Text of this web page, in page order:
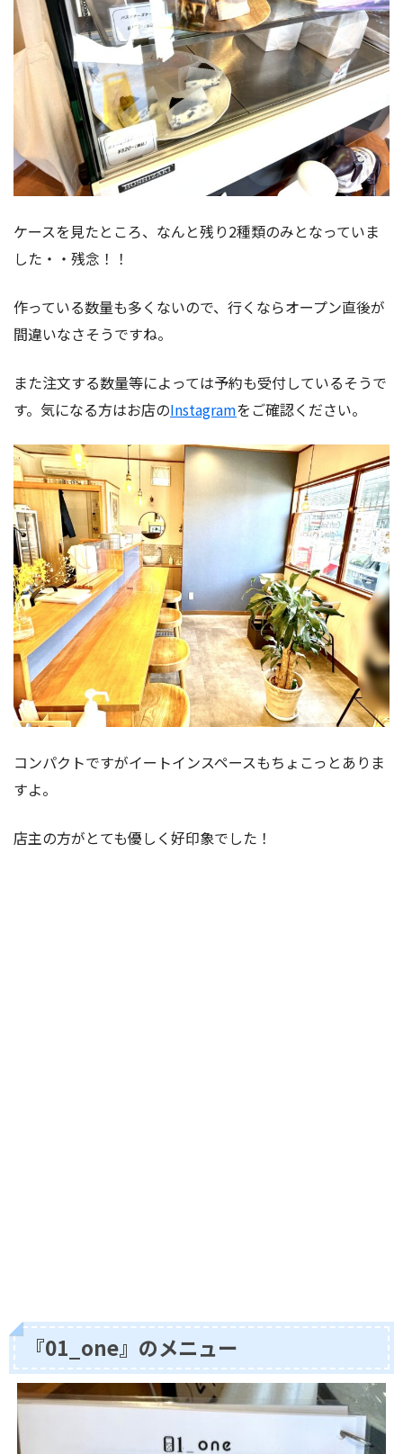
ケースを見たところ、なんと残り2種類のみとなっていま
した・・残念！！
作っている数量も多くないので、行くならオープン直後が
間違いなさそうですね。
また注文する数量等によっては予約も受付しているそうで
す。気になる方はお店のInstagramをご確認ください。
コンパクトですがイートインスペースもちょこっとありま
すよ。
店主の方がとても優しく好印象でした！
『01_one』のメニュー